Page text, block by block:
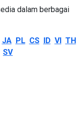
dalam berbagai
JA PL CS ID VI TH
SV